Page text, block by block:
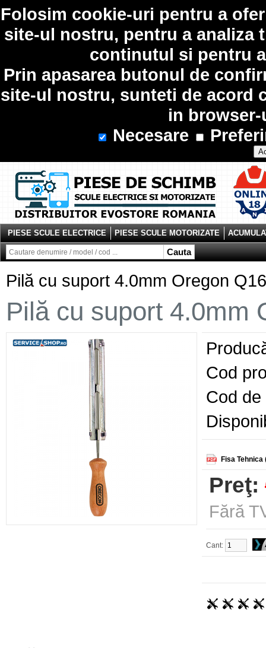
Folosim cookie-uri pentru a
site-ul nostru, pentru a analiza
continutul si pentru
Prin apasarea butonul de
site-ul nostru, sunteti de acord
in
Necesare
Cauta
PIESE SCULE ELECTRICE PIESE SCULE MOTORIZATE
Pilă cu suport 4.0mm Oregon
Pilă cu suport 4.0mm
Cod
Cod
Fisa Tehnica
Preţ:
Fără
Cant: